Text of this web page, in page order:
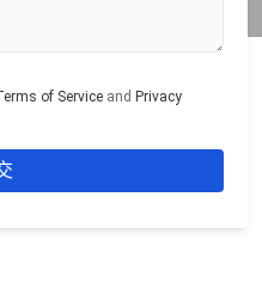
of Service and Privacy